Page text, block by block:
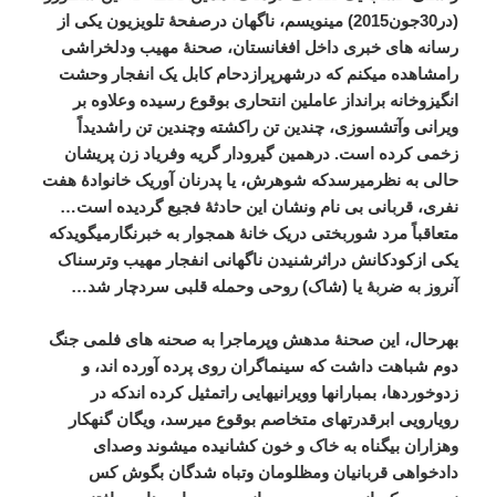
(در30جون2015) مینویسم، ناگهان درصفحۀ تلویزیون یکی از
رسانه های خبری داخل افغانستان، صحنۀ مهیب ودلخراشی
رامشاهده میکنم که درشهرپرازدحام کابل یک انفجار وحشت
انگیزوخانه برانداز عاملین انتحاری بوقوع رسیده وعلاوه بر
ویرانی وآتشسوزی، چندین تن راکشته وچندین تن راشدیداً
زخمی کرده است. درهمین گیرودار گریه وفریاد زن پریشان
حالی به نظرمیرسدکه شوهرش، یا پدرنان آوریک خانوادۀ هفت
نفری، قربانی بی نام ونشان این حادثۀ فجیع گردیده است…
متعاقباً مرد شوربختی دریک خانۀ همجوار به خبرنگارمیگویدکه
یکی ازکودکانش دراثرشنیدن ناگهانی انفجار مهیب وترسناک
آنروز به ضربۀ یا (شاک) روحی وحمله قلبی سردچار شد…
بهرحال، این صحنۀ مدهش وپرماجرا به صحنه های فلمی جنگ
دوم شباهت داشت که سینماگران روی پرده آورده اند، و
زدوخوردها، بمبارانها وویرانیهایی راتمثیل کرده اندکه در
رویارویی ابرقدرتهای متخاصم بوقوع میرسد، ویگان گنهکار
وهزاران بیگناه به خاک و خون کشانیده میشوند وصدای
دادخواهی قربانیان ومظلومان وتباه شدگان بگوش کس